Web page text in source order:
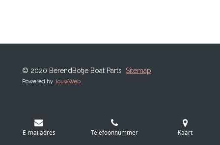
© 2020 BerendBotje Boat Parts Sitemap
Powered by JouwWeb
E-mailadres Telefoonnummer Kaart